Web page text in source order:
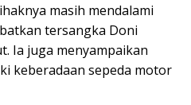
masih mendalami
tersangka Doni
Ia juga menyampaikan
keberadaan sepeda motor